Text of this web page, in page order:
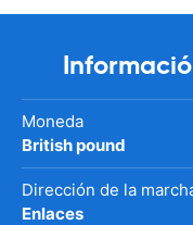
Moneda
British pound
Dirección de la
Enlaces